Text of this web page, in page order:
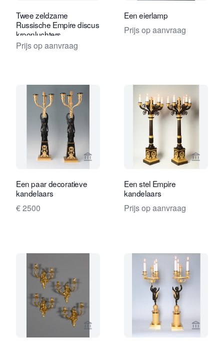
Twee zeldzame
Russische Empire discus
kroonluchters
Prijs op aanvraag
Een eierlamp
Prijs op aanvraag
Bekijk verkoperspagina van Limburg
Een paar decoratieve
kandelaars
€ 2500
Bekijk
Een stel Empire
kandelaars
Prijs op aanvraag
Bekijk verkoperspagina van Bekijk